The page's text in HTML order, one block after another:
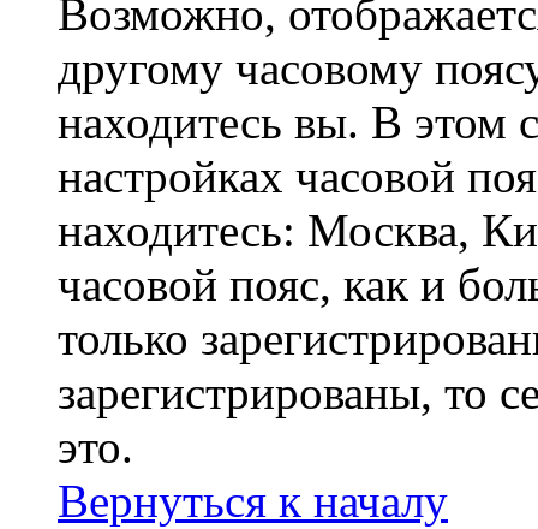
Возможно,
другому часовому
находитесь вы. В этом
настройках часовой
находитесь: Москва,
часовой пояс, как и
только
зарегистрированы, то
это.
Вернуться к началу